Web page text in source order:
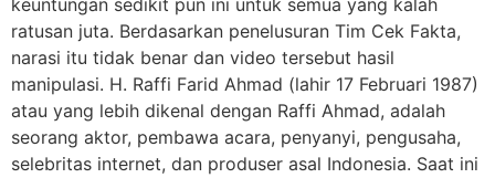
keuntungan sedikit pun ini untuk semua yang kalah
ratusan juta. Berdasarkan penelusuran Tim Cek Fakta,
narasi itu tidak benar dan video tersebut hasil
manipulasi. H. Raffi Farid Ahmad (lahir 17 Februari 1987)
atau yang lebih dikenal dengan Raffi Ahmad, adalah
seorang aktor, pembawa acara, penyanyi, pengusaha,
selebritas internet, dan produser asal Indonesia. Saat ini